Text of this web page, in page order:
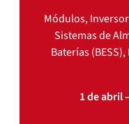
Módulos,
Sistemas de
Baterías
1 de abril